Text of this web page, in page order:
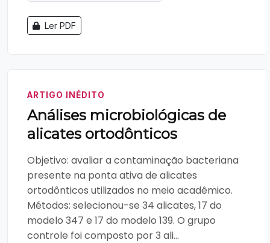
Ler PDF
ARTIGO INÉDITO
Análises microbiológicas de
alicates ortodônticos
Objetivo: avaliar a contaminação bacteriana
presente na ponta ativa de alicates
ortodônticos utilizados no meio acadêmico.
Métodos: selecionou-se 34 alicates, 17 do
modelo 347 e 17 do modelo 139. O grupo
controle foi composto por 3 ali...